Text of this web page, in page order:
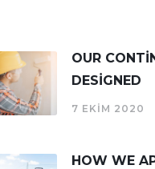
OUR
DESIGNED
7 EKIM 2020
HOW WE